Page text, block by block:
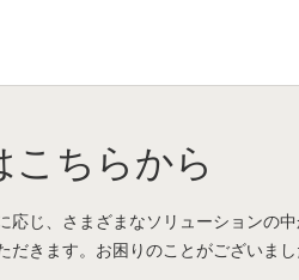
こちらから
応じ、さまざまなソリューションの中
だきます。お困りのことがございま